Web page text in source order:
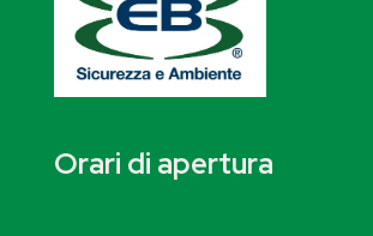
Orari di apertura